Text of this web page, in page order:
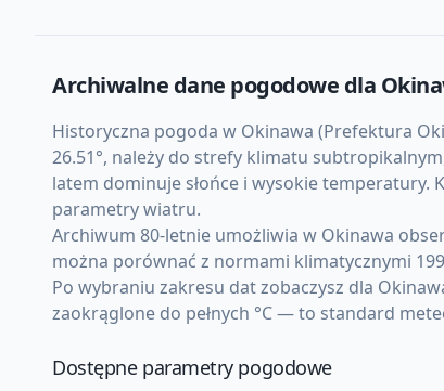
Archiwalne dane pogodowe dla
Historyczna pogoda w Okinawa (Prefektura
26.51°, należy do strefy klimatu
latem dominuje słońce i wysokie
parametry wiatru.
Archiwum 80-letnie umożliwia w Okinawa
można porównać z normami klimatycznymi
Po wybraniu zakresu dat zobaczysz dla
zaokrąglone do pełnych °C — to standard
Dostępne parametry pogodowe